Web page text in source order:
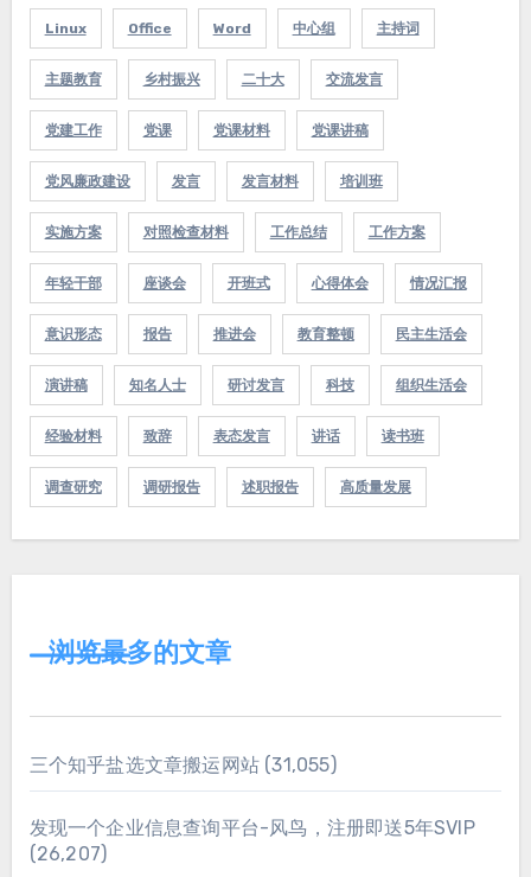
Linux Office Word 中心组 主持词
主题教育 乡村振兴 二十大 交流发言
党建工作 党课 党课材料 党课讲稿
党风廉政建设 发言 发言材料 培训班
实施方案 对照检查材料 工作总结 工作方案
年轻干部 座谈会 开班式 心得体会 情况汇报
意识形态 报告 推进会 教育整顿 民主生活会
演讲稿 知名人士 研讨发言 科技 组织生活会
经验材料 致辞 表态发言 讲话 读书班
调查研究 调研报告 述职报告 高质量发展
浏览最多的文章
三个知乎盐选文章搬运网站 (31,055)
发现一个企业信息查询平台-风鸟，注册即送5年SVIP
(26,207)